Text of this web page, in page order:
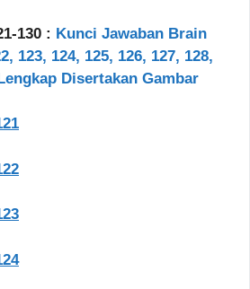
130 : Kunci Jawaban Brain
123, 124, 125, 126, 127, 128,
Disertakan Gambar